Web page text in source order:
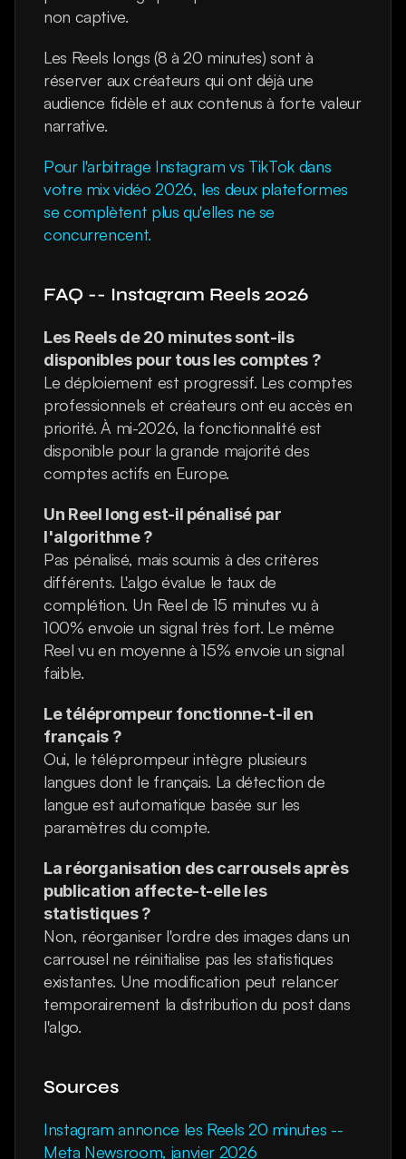
non captive.
Les Reels longs (8 à 20 minutes) sont à
réserver aux créateurs qui ont déjà une
audience fidèle et aux contenus à forte valeur
narrative.
Pour l'arbitrage Instagram vs TikTok dans
votre mix vidéo 2026, les deux plateformes
se complètent plus qu'elles ne se
concurrencent.
FAQ -- Instagram Reels 2026
Les Reels de 20 minutes sont-ils
disponibles pour tous les comptes ?
Le déploiement est progressif. Les comptes
professionnels et créateurs ont eu accès en
priorité. À mi-2026, la fonctionnalité est
disponible pour la grande majorité des
comptes actifs en Europe.
Un Reel long est-il pénalisé par
l'algorithme ?
Pas pénalisé, mais soumis à des critères
différents. L'algo évalue le taux de
complétion. Un Reel de 15 minutes vu à
100% envoie un signal très fort. Le même
Reel vu en moyenne à 15% envoie un signal
faible.
Le téléprompeur fonctionne-t-il en
français ?
Oui, le téléprompeur intègre plusieurs
langues dont le français. La détection de
langue est automatique basée sur les
paramètres du compte.
La réorganisation des carrousels après
publication affecte-t-elle les
statistiques ?
Non, réorganiser l'ordre des images dans un
carrousel ne réinitialise pas les statistiques
existantes. Une modification peut relancer
temporairement la distribution du post dans
l'algo.
Sources
Instagram annonce les Reels 20 minutes --
Meta Newsroom, janvier 2026